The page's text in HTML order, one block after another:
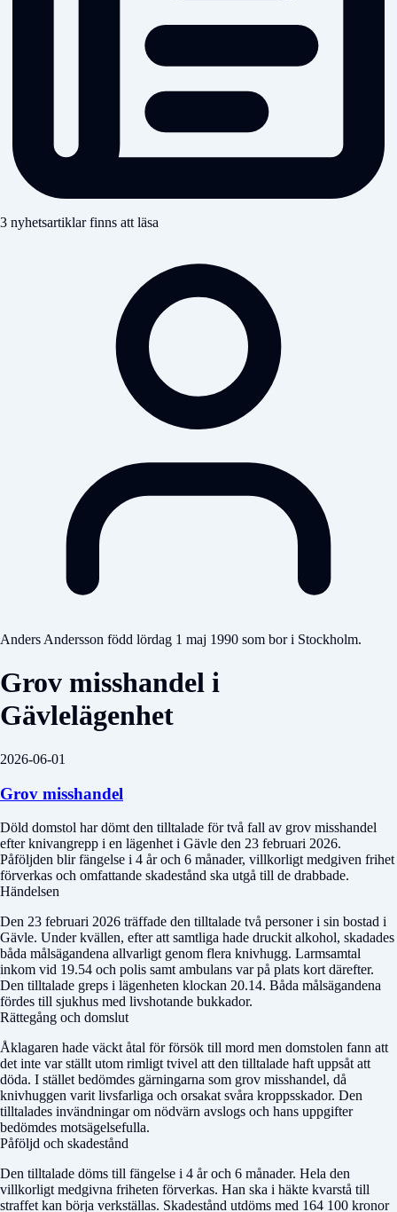
3 nyhetsartiklar finns att läsa
Anders Andersson född lördag 1 maj 1990 som bor i Stockholm.
Grov misshandel i
Gävlelägenhet
2026-06-01
Grov misshandel
Döld domstol har dömt den tilltalade för två fall av grov misshandel
efter knivangrepp i en lägenhet i Gävle den 23 februari 2026.
Påföljden blir fängelse i 4 år och 6 månader, villkorligt medgiven frihet
förverkas och omfattande skadestånd ska utgå till de drabbade.
Händelsen
Den 23 februari 2026 träffade den tilltalade två personer i sin bostad i
Gävle. Under kvällen, efter att samtliga hade druckit alkohol, skadades
båda målsägandena allvarligt genom flera knivhugg. Larmsamtal
inkom vid 19.54 och polis samt ambulans var på plats kort därefter.
Den tilltalade greps i lägenheten klockan 20.14. Båda målsägandena
fördes till sjukhus med livshotande bukkador.
Rättegång och domslut
Åklagaren hade väckt åtal för försök till mord men domstolen fann att
det inte var ställt utom rimligt tvivel att den tilltalade haft uppsåt att
döda. I stället bedömdes gärningarna som grov misshandel, då
knivhuggen varit livsfarliga och orsakat svåra kroppsskador. Den
tilltalades invändningar om nödvärn avslogs och hans uppgifter
bedömdes motsägelsefulla.
Påföljd och skadestånd
Den tilltalade döms till fängelse i 4 år och 6 månader. Hela den
villkorligt medgivna friheten förverkas. Han ska i häkte kvarstå till
straffet kan börja verkställas. Skadestånd utdöms med 164 100 kronor